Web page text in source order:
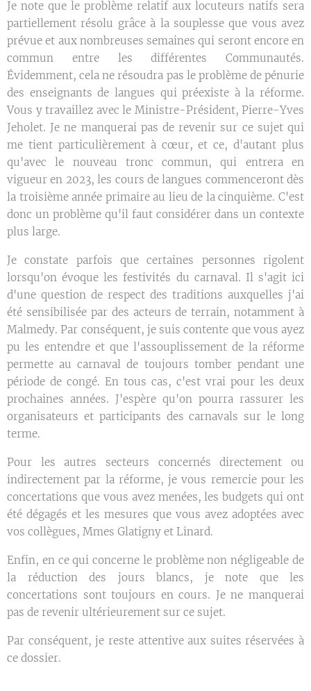
Je note que le problème relatif aux locuteurs natifs sera
partiellement résolu grâce à la souplesse que vous avez
prévue et aux nombreuses semaines qui seront encore en
commun entre les différentes Communautés.
Évidemment, cela ne résoudra pas le problème de pénurie
des enseignants de langues qui préexiste à la réforme.
Vous y travaillez avec le Ministre-Président, Pierre-Yves
Jeholet. Je ne manquerai pas de revenir sur ce sujet qui
me tient particulièrement à cœur, et ce, d'autant plus
qu'avec le nouveau tronc commun, qui entrera en
vigueur en 2023, les cours de langues commenceront dès
la troisième année primaire au lieu de la cinquième. C'est
donc un problème qu'il faut considérer dans un contexte
plus large.
Je constate parfois que certaines personnes rigolent
lorsqu'on évoque les festivités du carnaval. Il s'agit ici
d'une question de respect des traditions auxquelles j'ai
été sensibilisée par des acteurs de terrain, notamment à
Malmedy. Par conséquent, je suis contente que vous ayez
pu les entendre et que l'assouplissement de la réforme
permette au carnaval de toujours tomber pendant une
période de congé. En tous cas, c'est vrai pour les deux
prochaines années. J'espère qu'on pourra rassurer les
organisateurs et participants des carnavals sur le long
terme.
Pour les autres secteurs concernés directement ou
indirectement par la réforme, je vous remercie pour les
concertations que vous avez menées, les budgets qui ont
été dégagés et les mesures que vous avez adoptées avec
vos collègues, Mmes Glatigny et Linard.
Enfin, en ce qui concerne le problème non négligeable de
la réduction des jours blancs, je note que les
concertations sont toujours en cours. Je ne manquerai
pas de revenir ultérieurement sur ce sujet.
Par conséquent, je reste attentive aux suites réservées à
ce dossier.